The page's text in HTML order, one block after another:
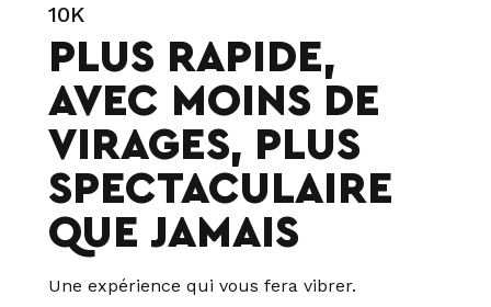
10K
PLUS RAPIDE,
AVEC MOINS DE
VIRAGES, PLUS
SPECTACULAIRE
QUE JAMAIS
Une expérience qui vous fera vibrer.